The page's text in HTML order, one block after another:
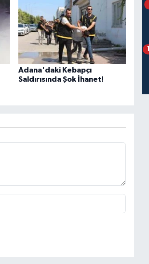
Adana'daki Kebapçı
Saldırısında Şok İhanet!